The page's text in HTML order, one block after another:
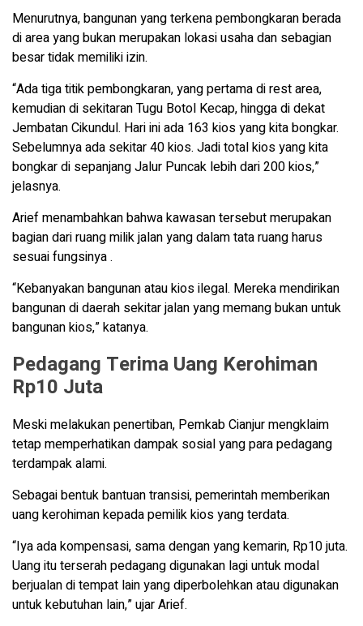
Menurutnya, bangunan yang terkena pembongkaran berada
di area yang bukan merupakan lokasi usaha dan sebagian
besar tidak memiliki izin.
“Ada tiga titik pembongkaran, yang pertama di rest area,
kemudian di sekitaran Tugu Botol Kecap, hingga di dekat
Jembatan Cikundul. Hari ini ada 163 kios yang kita bongkar.
Sebelumnya ada sekitar 40 kios. Jadi total kios yang kita
bongkar di sepanjang Jalur Puncak lebih dari 200 kios,”
jelasnya.
Arief menambahkan bahwa kawasan tersebut merupakan
bagian dari ruang milik jalan yang dalam tata ruang harus
sesuai fungsinya .
“Kebanyakan bangunan atau kios ilegal. Mereka mendirikan
bangunan di daerah sekitar jalan yang memang bukan untuk
bangunan kios,” katanya.
Pedagang Terima Uang Kerohiman
Rp10 Juta
Meski melakukan penertiban, Pemkab Cianjur mengklaim
tetap memperhatikan dampak sosial yang para pedagang
terdampak alami.
Sebagai bentuk bantuan transisi, pemerintah memberikan
uang kerohiman kepada pemilik kios yang terdata.
“Iya ada kompensasi, sama dengan yang kemarin, Rp10 juta.
Uang itu terserah pedagang digunakan lagi untuk modal
berjualan di tempat lain yang diperbolehkan atau digunakan
untuk kebutuhan lain,” ujar Arief.